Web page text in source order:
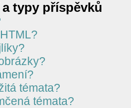
typy příspěvků
témata?
témata?